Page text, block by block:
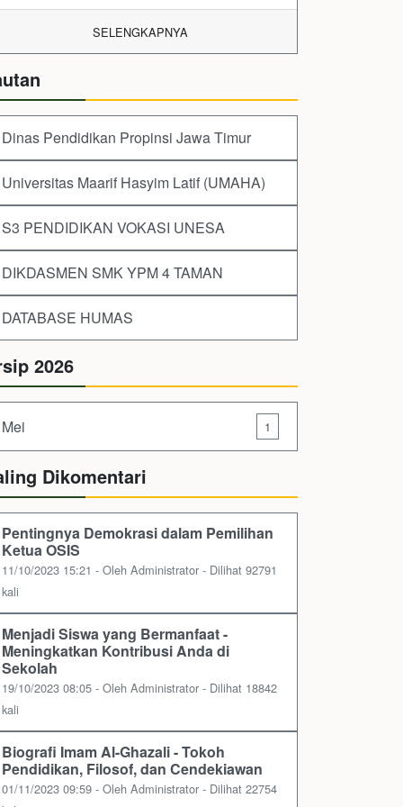
SELENGKAPNYA
Dinas Pendidikan Propinsi Jawa Timur
Universitas Maarif Hasyim Latif (UMAHA)
S3 PENDIDIKAN VOKASI UNESA
DIKDASMEN SMK YPM 4 TAMAN
DATABASE HUMAS
2026
Mei 1
Dikomentari
Pentingnya Demokrasi dalam Pemilihan
Ketua OSIS
11/10/2023 15:21 - Oleh Administrator - Dilihat 92791
kali
Menjadi Siswa yang Bermanfaat -
Meningkatkan Kontribusi Anda di
Sekolah
19/10/2023 08:05 - Oleh Administrator - Dilihat 18842
kali
Biografi Imam Al-Ghazali - Tokoh
Pendidikan, Filosof, dan Cendekiawan
01/11/2023 09:59 - Oleh Administrator - Dilihat 22754